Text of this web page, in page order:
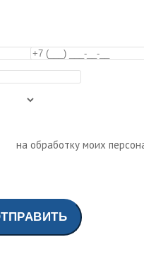
на обработку моих